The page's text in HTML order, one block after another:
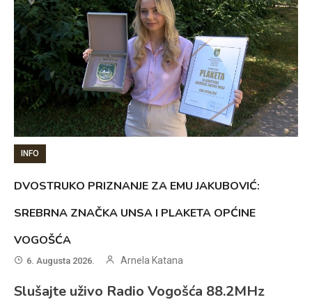
INFO
DVOSTRUKO PRIZNANJE ZA EMU JAKUBOVIĆ:
SREBRNA ZNAČKA UNSA I PLAKETA OPĆINE
VOGOŠĆA
6. Augusta 2026. Arnela Katana
Slušajte uživo Radio Vogošća 88.2MHz